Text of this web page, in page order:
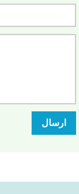
ارسال